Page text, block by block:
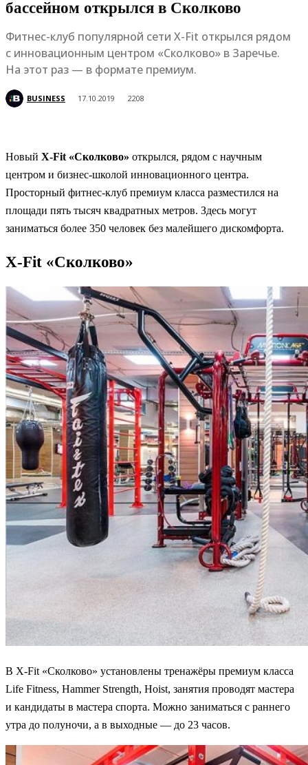
бассейном открылся в Сколково
Фитнес-клуб популярной сети X-Fit открылся рядом
с инновационным центром «Сколково» в Заречье.
На этот раз — в формате премиум.
BUSINESS 17.10.2019 2208
Новый X-Fit «Сколково» открылся, рядом с научным
центром и бизнес-школой инновационного центра.
Просторный фитнес-клуб премиум класса разместился на
площади пять тысяч квадратных метров. Здесь могут
заниматься более 350 человек без малейшего дискомфорта.
X-Fit «Сколково»
В X-Fit «Сколково» установлены тренажёры премиум класса
Life Fitness, Hammer Strength, Hoist, занятия проводят мастера
и кандидаты в мастера спорта. Можно заниматься с раннего
утра до полуночи, а в выходные — до 23 часов.